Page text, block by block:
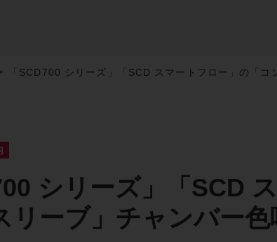
「SCD700 シリーズ」「SCD スマートフロー」の「
シリーズ」「SCD
リーブ」チャンバー